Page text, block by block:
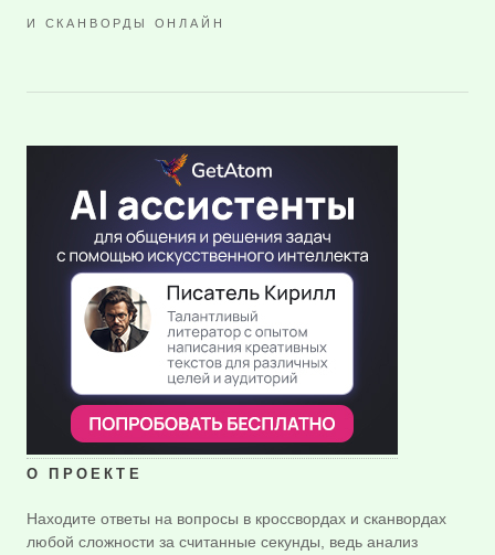
И СКАНВОРДЫ ОНЛАЙН
О ПРОЕКТЕ
Находите ответы на вопросы в кроссвордах и сканвордах
любой сложности за считанные секунды, ведь анализ